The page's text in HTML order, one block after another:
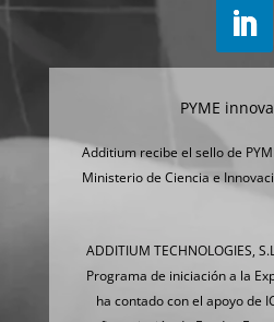
PYME
Additium recibe el sello de
Ministerio de Ciencia e
ADDITIUM TECHNOLOGIES,
Programa de iniciación a la
ha contado con el apoyo de